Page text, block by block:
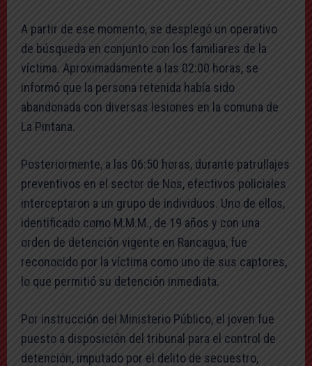
A partir de ese momento, se desplegó un operativo
de búsqueda en conjunto con los familiares de la
víctima. Aproximadamente a las 02:00 horas, se
informó que la persona retenida había sido
abandonada con diversas lesiones en la comuna de
La Pintana.
Posteriormente, a las 06:50 horas, durante patrullajes
preventivos en el sector de Nos, efectivos policiales
interceptaron a un grupo de individuos. Uno de ellos,
identificado como M.M.M., de 19 años y con una
orden de detención vigente en Rancagua, fue
reconocido por la víctima como uno de sus captores,
lo que permitió su detención inmediata.
Por instrucción del Ministerio Público, el joven fue
puesto a disposición del tribunal para el control de
detención, imputado por el delito de secuestro,